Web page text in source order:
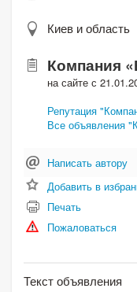
Киев и область
Компания
на сайте с
Репутация
Все объявления
Написать автору
Добавить в
Печать
Пожаловаться
Текст объявления